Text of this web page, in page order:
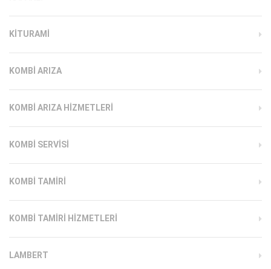
KITURAMI
KOMBI ARIZA
KOMBI ARIZA HIZMETLERI
KOMBI SERVISI
KOMBI TAMIRI
KOMBI TAMIRI HIZMETLERI
LAMBERT